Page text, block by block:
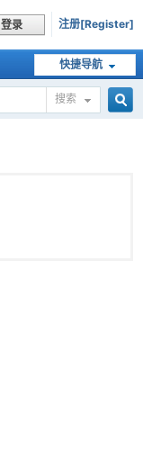
登录 注册[Register]
快捷导航
搜索